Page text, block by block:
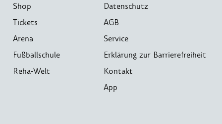
Shop
Tickets
Arena
Fußballschule
Reha-Welt
Datenschutz
AGB
Service
Erklärung zur Barrierefreiheit
Kontakt
App